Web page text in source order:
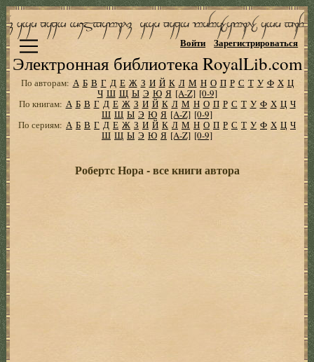
Электронная библиотека RoyalLib.com
Войти Зарегистрироваться
По авторам: А Б В Г Д Е Ж З И Й К Л М Н О П Р С Т У Ф Х Ц
Ч Ш Щ Ы Э Ю Я [A-Z] [0-9]
По книгам: А Б В Г Д Е Ж З И Й К Л М Н О П Р С Т У Ф Х Ц Ч
Ш Щ Ы Э Ю Я [A-Z] [0-9]
По сериям: А Б В Г Д Е Ж З И Й К Л М Н О П Р С Т У Ф Х Ц Ч
Ш Щ Ы Э Ю Я [A-Z] [0-9]
Робертс Нора - все книги автора